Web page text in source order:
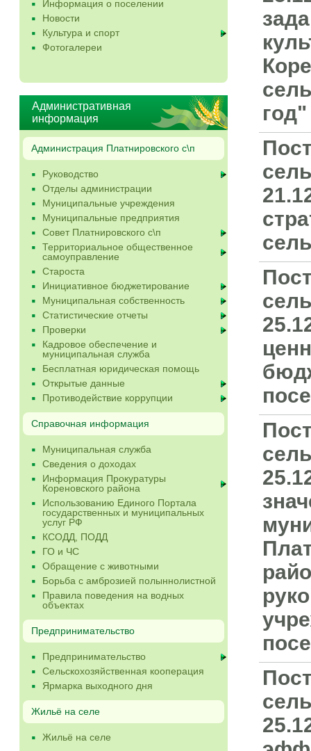
Информация о поселении
Новости
Культура и спорт
Фотогалереи
Административная
информация
Администрация Платнировского с\п
Руководство
Отделы администрации
Муниципальные учреждения
Муниципальные предприятия
Совет Платнировского с\п
Территориальное общественное
самоуправление
Староста
Инициативное бюджетирование
Муниципальная собственность
Статистические отчеты
Проверки
Кадровое обеспечение и
муниципальная служба
Бесплатная юридическая помощь
Открытые данные
Противодействие коррупции
Справочная информация
Муниципальная служба
Сведения о доходах
Информация Прокуратуры
Кореновского района
Использованию Единого Портала
государственных и муниципальных
услуг РФ
КСОДД, ПОДД
ГО и ЧС
Обращение с животными
Борьба с амброзией полыннолистной
Правила поведения на водных
объектах
Предпринимательство
Предпринимательство
Сельскохозяйственная кооперация
Ярмарка выходного дня
Жильё на селе
Жильё на селе
год"